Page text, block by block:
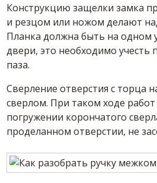
Конструкцию защелки замка
и резцом или ножом делают
Планка должна быть на одном
двери, это необходимо учесть
паза.
Сверление отверстия с торца
сверлом. При таком ходе
погружении корончатого
проделанном отверстии, не